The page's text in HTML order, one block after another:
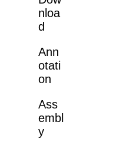
nloa
d
Ann
otati
on
Ass
embl
y